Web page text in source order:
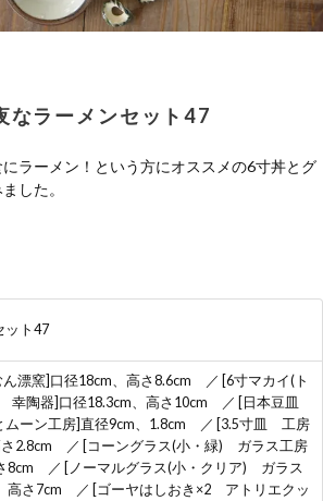
なラーメンセット47
にラーメン！という方にオススメの6寸丼とグ
した。
ット47
漂窯]口径18cm、高さ8.6cm ／ [6寸マカイ(ト
幸陶器]口径18.3cm、高さ10cm ／ [日本豆皿
ムーン工房]直径9cm、1.8cm ／ [3.5寸皿 工房
さ2.8cm ／ [コーングラス(小・緑) ガラス工房
8cm ／ [ノーマルグラス(小・クリア) ガラス
高さ7cm ／ [ゴーヤはしおき×2 アトリエクッ